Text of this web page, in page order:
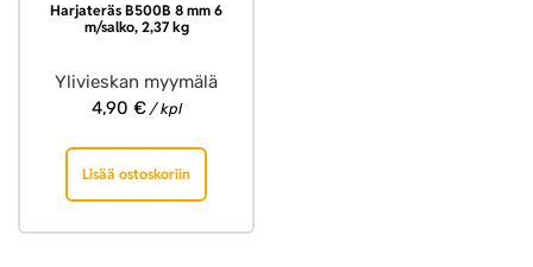
Harjateräs B500B 8 mm 6
m/salko, 2,37 kg
Ylivieskan myymälä
4,90 €/ kpl
Lisää ostoskoriin